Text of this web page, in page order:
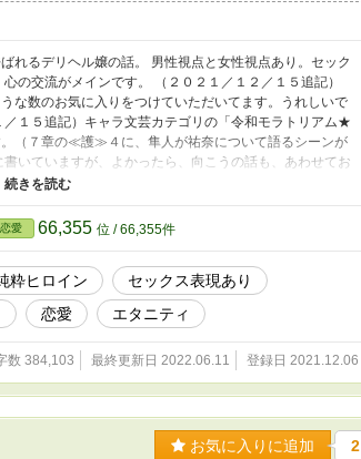
れるデリヘル嬢の話。 男性視点と女性視点あり。セック
の交流がメインです。 （２０２１／１２／１５追記）
な数のお気に入りをつけていただいてます。うれしいで
１５追記）キャラ文芸カテゴリの「令和モラトリアム★
（７章の≪護≫４に、隼人が祐奈について語るシーンが
いていますが、よかったら、向こうの話も、あわせてお
うの話に出てきたりもします。 （２０２２／１／２８追
整のため、たまに一日二回更新になることがあります。
感じです。追加の分の時間は、その時によって変わると
たら、追加の分の時間も固定にするかも。 （２０２２／
きないです。 書けた分だけ投稿していく形になりそう
定のキャラ文芸の「令和モラトリアム★ボーイ」は、ひ
、そちらも読んでやってください。（Ｗ主人公の片方の
タバレ可です。ネタバレしたくない方は、読まないよう
恋愛 66,355 位 / 66,355件
粋ヒロイン
セックス表現あり
恋愛 エタニティ
数 384,103 最終更新日 2022.06.11 登録日 2021.12.06
お気に入りに追加 2